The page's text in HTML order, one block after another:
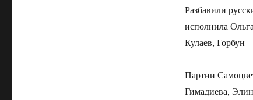
Разбавили
исполнила
Кулаев, Горбун
Партии
Гимадиева,